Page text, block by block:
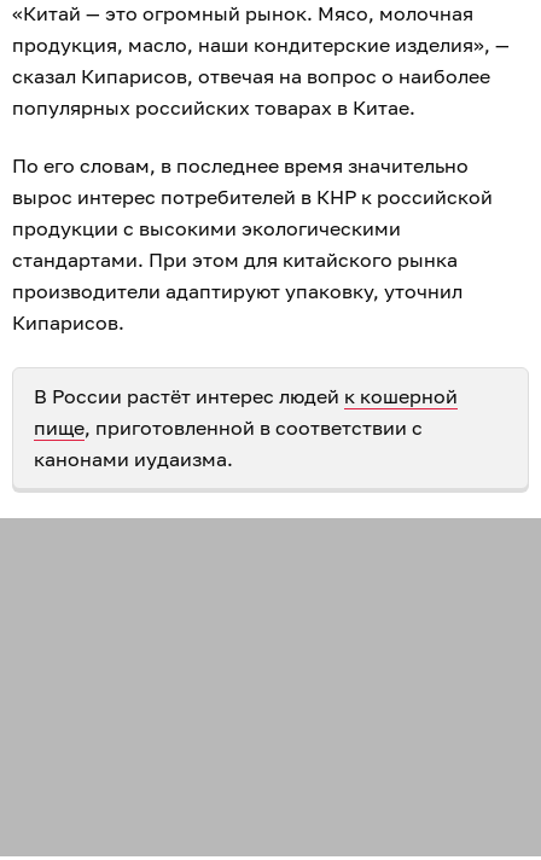
«Китай — это огромный рынок. Мясо, молочная
продукция, масло, наши кондитерские изделия», —
сказал Кипарисов, отвечая на вопрос о наиболее
популярных российских товарах в Китае.
По его словам, в последнее время значительно
вырос интерес потребителей в КНР к российской
продукции с высокими экологическими
стандартами. При этом для китайского рынка
производители адаптируют упаковку, уточнил
Кипарисов.
В России растёт интерес людей к кошерной
пище, приготовленной в соответствии с
канонами иудаизма.